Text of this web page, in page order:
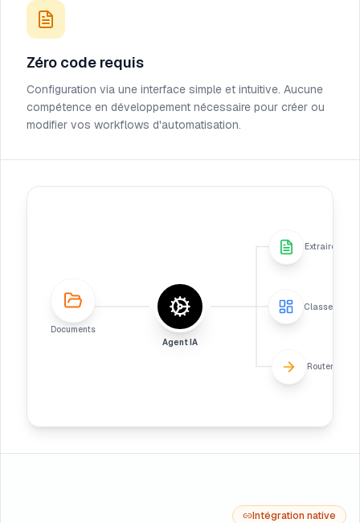
Zéro code requis
Configuration via une interface simple et intuitive. Aucune
compétence en développement nécessaire pour créer ou
modifier vos workflows d'automatisation.
Documents
Agent IA
Extraire
Classer
Router
Intégration native